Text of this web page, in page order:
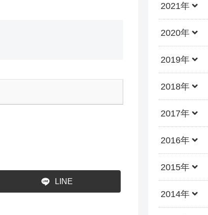
LINE
2021年
2020年
2019年
2018年
2017年
2016年
2015年
2014年